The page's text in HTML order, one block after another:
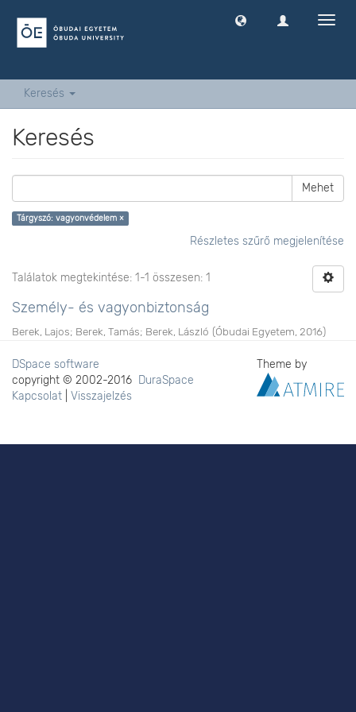
Keresés
Keresés
Mehet
Tárgyszó: vagyonvédelem ×
Részletes szűrő megjelenítése
Találatok megtekintése: 1-1 összesen: 1
Személy- és vagyonbiztonság
Berek, Lajos; Berek, Tamás; Berek, László (Óbudai Egyetem 2016)
DSpace software
copyright © 2002-2016 DuraSpace
Kapcsolat
Visszajelzés
Theme by